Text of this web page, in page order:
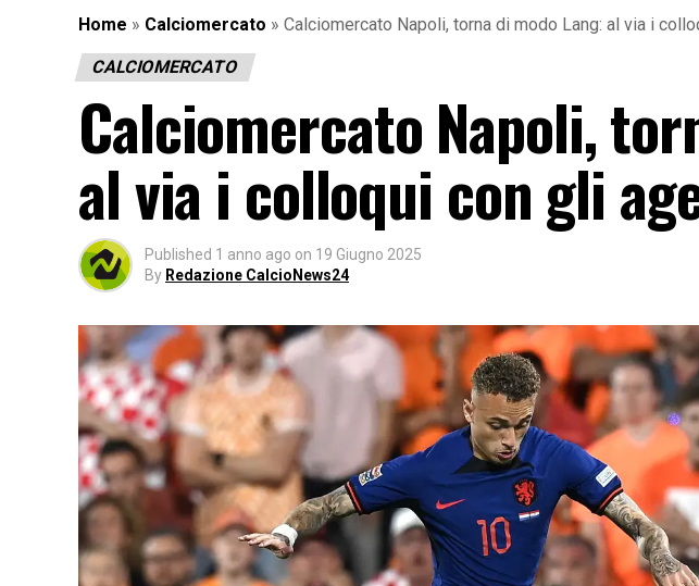
Home » Calciomercato » Calciomercato Napoli, torna di modo Lang: al via i
CALCIOMERCATO
Calciomercato Napoli,
al via i colloqui con gli
Published 1 anno ago on 19 Giugno 2025
By Redazione CalcioNews24